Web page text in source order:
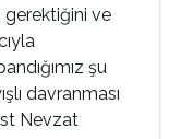
gerektiğini ve
şu
davranması
Nevzat